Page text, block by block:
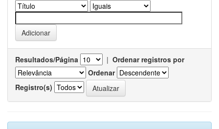
Resultados/Página | Ordenar registros por
Ordenar
Registro(s)